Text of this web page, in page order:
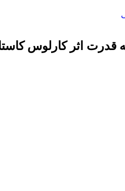
قدرت اثر کارلوس